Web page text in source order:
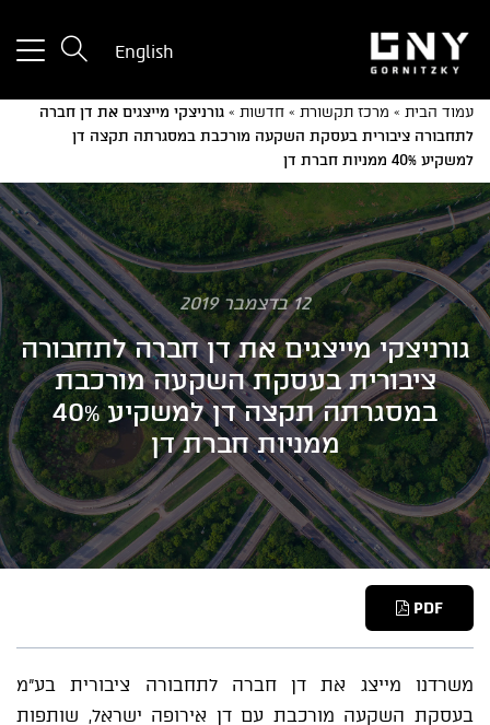
a
English
עמוד הבית » מרכז תקשורת » חדשות » גורניצקי מייצגים את דן חברה
לתחבורה ציבורית בעסקת השקעה מורכבת במסגרתה תקצה דן
למשקיע 40% ממניות חברת דן
12 בדצמבר 2019
גורניצקי מייצגים את דן חברה לתחבורה
ציבורית בעסקת השקעה מורכבת
במסגרתה תקצה דן למשקיע 40%
ממניות חברת דן
PDF
משרדנו מייצג את דן חברה לתחבורה ציבורית בע"מ
בעסקת השקעה מורכבת עם דן אירופה ישראל, שותפות